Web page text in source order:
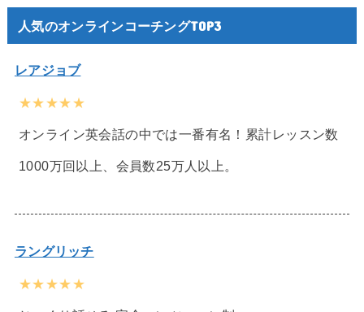
人気のオンラインコーチングTOP3
レアジョブ
★★★★★
オンライン英会話の中では一番有名！累計レッスン数
1000万回以上、会員数25万人以上。
ラングリッチ
★★★★★